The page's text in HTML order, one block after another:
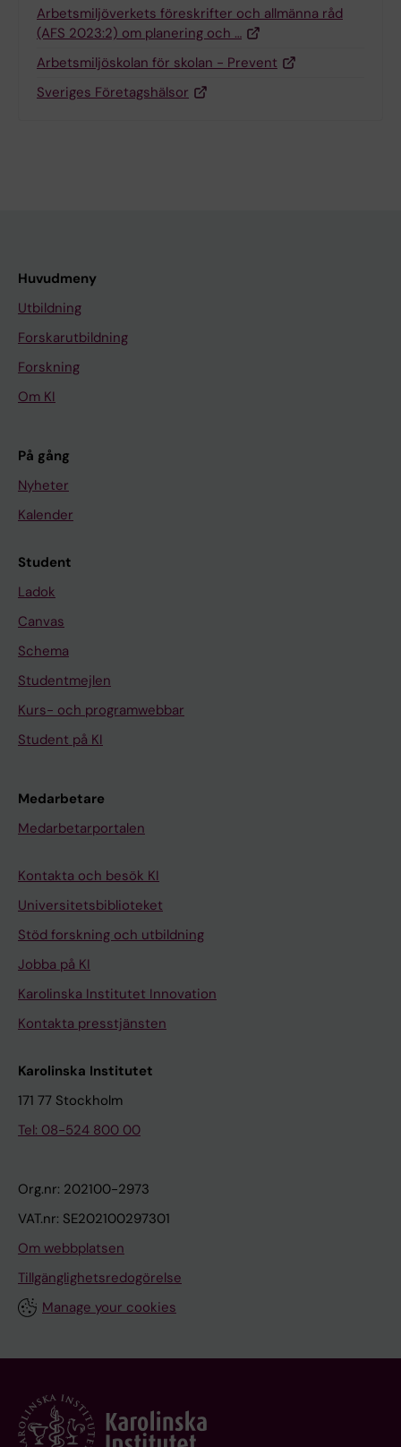
Arbetsmiljöverkets föreskrifter och allmänna råd
(AFS 2023:2) om planering och …
Arbetsmiljöskolan för skolan - Prevent
Sveriges Företagshälsor
Huvudmeny
Utbildning
Forskarutbildning
Forskning
Om KI
På gång
Nyheter
Kalender
Student
Ladok
Canvas
Schema
Studentmejlen
Kurs- och programwebbar
Student på KI
Medarbetare
Medarbetarportalen
Kontakta och besök KI
Universitetsbiblioteket
Stöd forskning och utbildning
Jobba på KI
Karolinska Institutet Innovation
Kontakta presstjänsten
Karolinska Institutet
171 77 Stockholm
Tel: 08-524 800 00
Org.nr: 202100-2973
VAT.nr: SE202100297301
Om webbplatsen
Tillgänglighetsredogörelse
Manage your cookies